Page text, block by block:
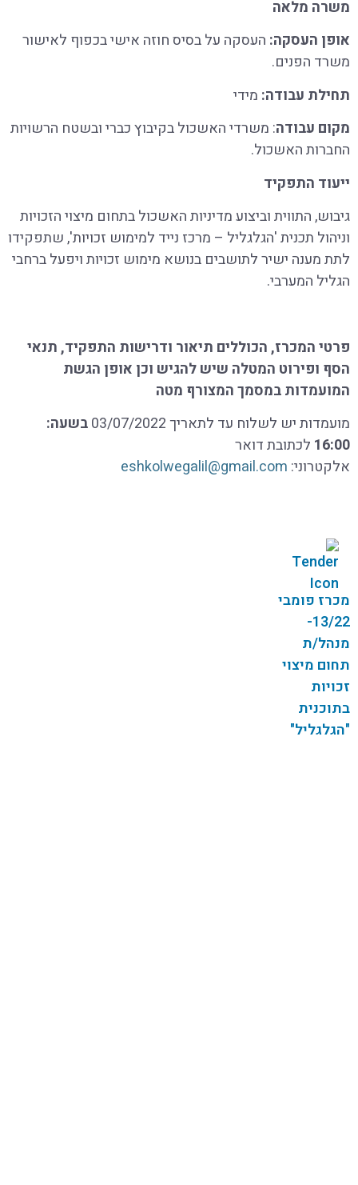
משרה מלאה
אופן העסקה: העסקה על בסיס חוזה אישי בכפוף לאישור
משרד הפנים.
תחילת עבודה: מידי
מקום עבודה: משרדי האשכול בקיבוץ כברי ובשטח הרשויות
החברות האשכול.
ייעוד התפקיד
גיבוש, התווית וביצוע מדיניות האשכול בתחום מיצוי הזכויות
וניהול תכנית 'הגלגליל – מרכז נייד למימוש זכויות', שתפקידו
לתת מענה ישיר לתושבים בנושא מימוש זכויות ויפעל ברחבי
הגליל המערבי.
פרטי המכרז, הכוללים תיאור ודרישות התפקיד, תנאי
הסף ופירוט המטלה שיש להגיש וכן אופן הגשת
המועמדות במסמך המצורף מטה
מועמדות יש לשלוח עד לתאריך 03/07/2022
בשעה:
16:00 לכתובת דואר
אלקטרוני: eshkolwegalil@gmail.com
מכרז פומבי
13/22-
מנהל/ת
תחום מיצוי
זכויות
בתוכנית
"הגלגליל"